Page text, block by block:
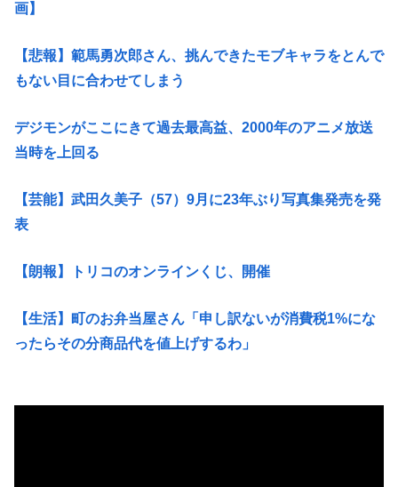
画】
【悲報】範馬勇次郎さん、挑んできたモブキャラをとんで
もない目に合わせてしまう
デジモンがここにきて過去最高益、2000年のアニメ放送
当時を上回る
【芸能】武田久美子（57）9月に23年ぶり写真集発売を発
表
【朗報】トリコのオンラインくじ、開催
【生活】町のお弁当屋さん「申し訳ないが消費税1%にな
ったらその分商品代を値上げするわ」